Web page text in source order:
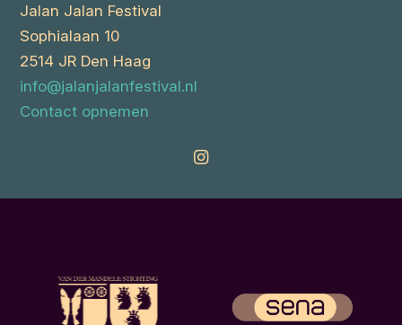
Jalan Jalan Festival
Sophialaan 10
2514 JR Den Haag
info@jalanjalanfestival.nl
Contact opnemen